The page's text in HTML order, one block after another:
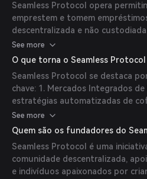
emprestado seus tokens Base
visando criar experiências DeFi
que impulsionem oportunidades
Seamless Protocol opera
emprestem e tomem
descentralizada e não
Integrados de Liquidez (ILMs)
estratégias populares de
autocompound e
simplifica estratégias complexas
usuários alcancem alavancagem
monitoramento contínuo de
See more
O que torna o Seamless Protocol
Seamless Protocol se destaca
chave: 1. Mercados Integrados de
estratégias automatizadas de
empréstimos sob garantias
desafiando modelos tradicionais
encapsulam estratégias DeFi em
que os usuários entrem
complexas apenas segurando um
See more
Quem são os fundadores do
Seamless Protocol é uma
comunidade descentralizada,
e indivíduos apaixonados por